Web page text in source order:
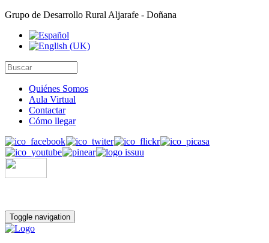
Grupo de Desarrollo Rural Aljarafe - Doñana
Quiénes Somos
Aula Virtual
Contactar
Cómo llegar
Toggle navigation